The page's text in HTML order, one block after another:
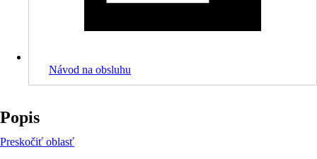
Návod na obsluhu
Popis
Preskočiť oblasť